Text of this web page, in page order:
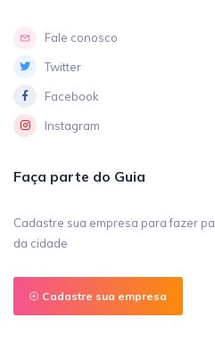
Fale conosco
Twitter
Facebook
Instagram
Faça parte do Guia
Cadastre sua empresa para fazer
da cidade
Cadastre sua empresa